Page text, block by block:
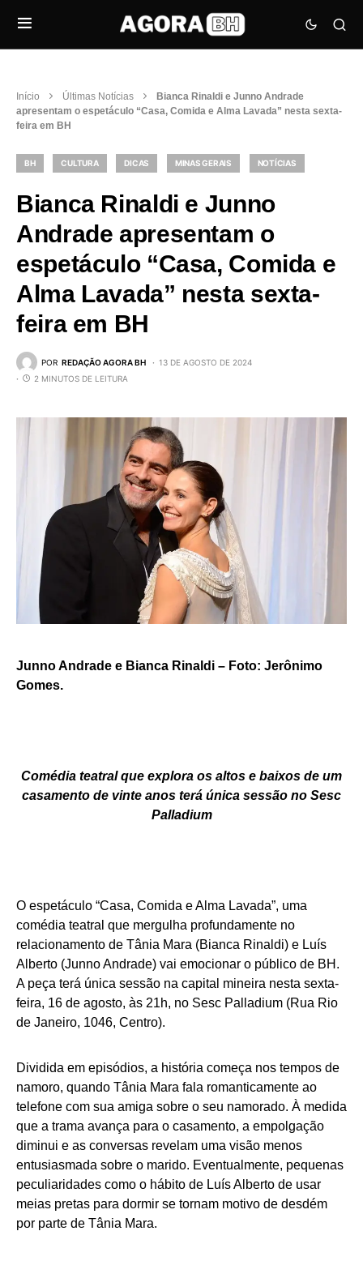
Início Últimas Notícias
Bianca Rinaldi e Junno Andrade
apresentam o espetáculo “Casa, Comida e Alma Lavada” nesta sexta-
feira em BH
BH CULTURA DICAS MINAS GERAIS NOTÍCIAS
Bianca Rinaldi e Junno
Andrade apresentam o
espetáculo “Casa, Comida e
Alma Lavada” nesta sexta-
feira em BH
POR REDAÇÃO AGORA BH
13 DE AGOSTO DE 2024
2 MINUTOS DE LEITURA
Junno Andrade e Bianca Rinaldi – Foto: Jerônimo
Gomes.
Comédia teatral que explora os altos e baixos de um
casamento de vinte anos terá única sessão no Sesc
Palladium
O espetáculo “Casa, Comida e Alma Lavada”, uma
comédia teatral que mergulha profundamente no
relacionamento de Tânia Mara (Bianca Rinaldi) e Luís
Alberto (Junno Andrade) vai emocionar o público de BH.
A peça terá única sessão na capital mineira nesta sexta-
feira, 16 de agosto, às 21h, no Sesc Palladium (Rua Rio
de Janeiro, 1046, Centro).
Dividida em episódios, a história começa nos tempos de
namoro, quando Tânia Mara fala romanticamente ao
telefone com sua amiga sobre o seu namorado. À medida
que a trama avança para o casamento, a empolgação
diminui e as conversas revelam uma visão menos
entusiasmada sobre o marido. Eventualmente, pequenas
peculiaridades como o hábito de Luís Alberto de usar
meias pretas para dormir se tornam motivo de desdém
por parte de Tânia Mara.